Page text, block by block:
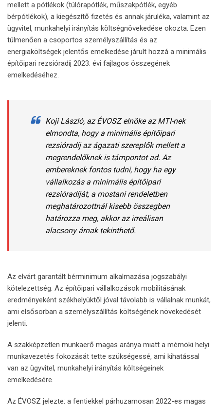
mellett a pótlékok (túlórapótlék, műszakpótlék, egyéb
bérpótlékok), a kiegészítő fizetés és annak járuléka, valamint az
ügyvitel, munkahelyi irányítás költségnövekedése okozta. Ezen
túlmenően a csoportos személyszállítás és az
energiaköltségek jelentős emelkedése járult hozzá a minimális
építőipari rezsióradíj 2023. évi fajlagos összegének
emelkedéséhez.
Koji László, az ÉVOSZ elnöke az MTI-nek
elmondta, hogy a minimális építőipari
rezsióradíj az ágazati szereplők mellett a
megrendelőknek is támpontot ad. Az
embereknek fontos tudni, hogy ha egy
vállalkozás a minimális építőipari
rezsióradíját, a mostani rendeletben
meghatározottnál kisebb összegben
határozza meg, akkor az irreálisan
alacsony árnak tekinthető.
Az elvárt garantált bérminimum alkalmazása jogszabályi
kötelezettség. Az építőipari vállalkozások mobilitásának
eredményeként székhelyüktől jóval távolabb is vállalnak munkát,
ami elsősorban a személyszállítás költségének növekedését
jelenti.
A szakképzetlen munkaerő magas aránya miatt a mérnöki helyi
munkavezetés fokozását tette szükségessé, ami kihatással
van az ügyvitel, munkahelyi irányítás költségeinek
emelkedésére.
Az ÉVOSZ jelezte: a fentiekkel párhuzamosan 2022-es magas